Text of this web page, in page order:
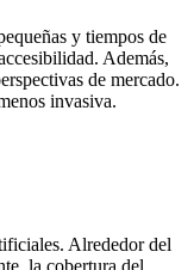
y tiempos de
Además,
de mercado.
invasiva.
Alrededor del